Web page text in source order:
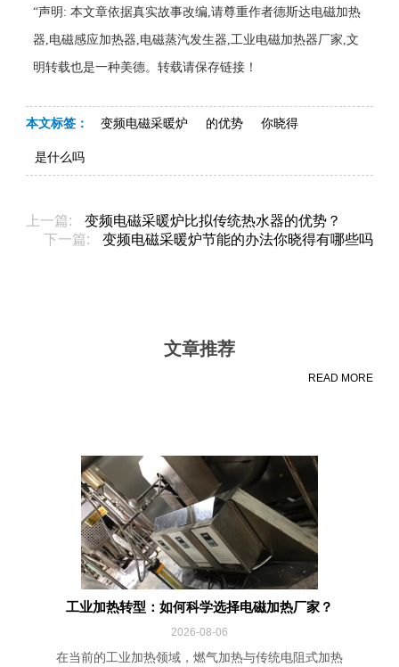
“声明: 本文章依据真实故事改编,请尊重作者德斯达电磁加热
器,电磁感应加热器,电磁蒸汽发生器,工业电磁加热器厂家,文
明转载也是一种美德。转载请保存链接！
本文标签： 变频电磁采暖炉 的优势 你晓得
是什么吗
上一篇:
变频电磁采暖炉比拟传统热水器的优势？
下一篇:
变频电磁采暖炉节能的办法你晓得有哪些吗
文章推荐
READ MORE
工业加热转型：如何科学选择电磁加热厂家？
2026-08-06
在当前的工业加热领域，燃气加热与传统电阻式加热